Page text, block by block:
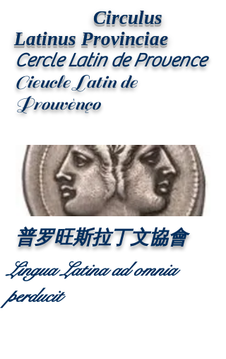
Circulus
Latinus Provinciae
Cercle Latin de Provence
Cieucle Latin de
Prouvènço
Lingua Latina ad omnia
perducit
普罗旺斯拉丁文協會